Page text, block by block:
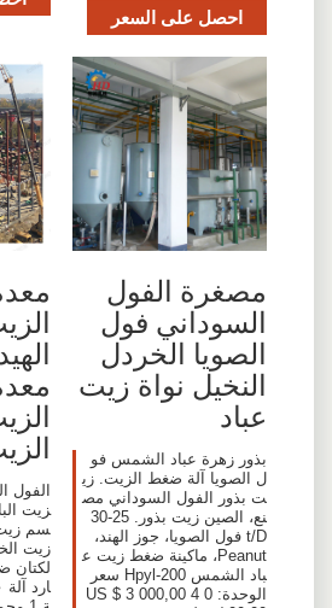
احصل على السعر
مصغرة الفول
السوداني فول
الصويا الخردل
النخيل نواة زيت
عباد
بذور زهرة عباد الشمس فو
ل الصويا آلة ضغط الزيت. زي
ت بذور الفول السوداني مص
نع، الصين زيت بذور. 25-30
t/D فول الصويا، جوز الهند،
Peanut، ماكينة ضغط زيت ع
باد الشمس Hpyl-200 سعر
الوحدة: US $ 3 000,00 4 0
الفول
زيت
سم زيت.
زيت
لكتان